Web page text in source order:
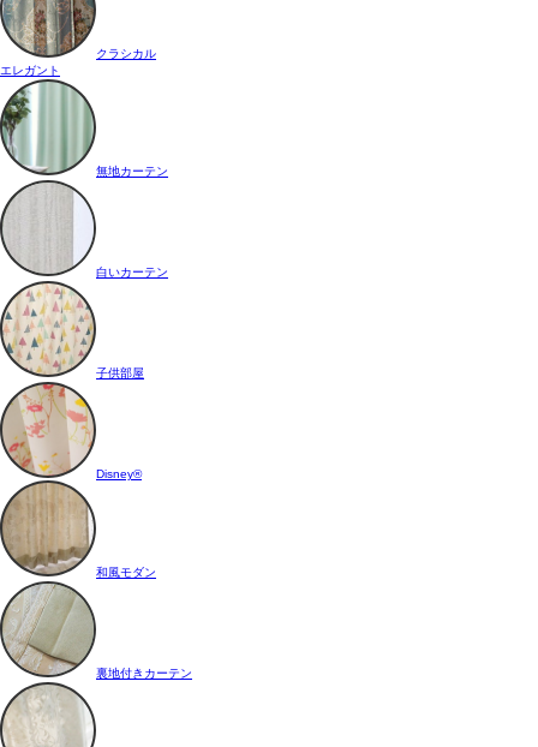
クラシカル
エレガント
無地カーテン
白いカーテン
子供部屋
Disney®
和風モダン
裏地付きカーテン